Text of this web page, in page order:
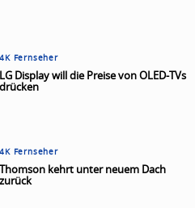
4K Fernseher
LG Display will die Preise von OLED-TVs
drücken
4K Fernseher
Thomson kehrt unter neuem Dach
zurück